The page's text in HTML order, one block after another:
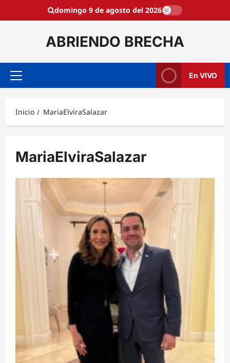
domingo 9 de agosto del 2026
ABRIENDO BRECHA
Menú
En VIVO
Inicio MariaElviraSalazar
MariaElviraSalazar